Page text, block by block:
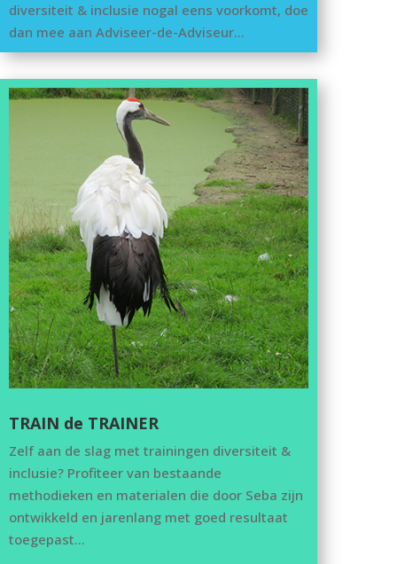
diversiteit & inclusie nogal eens voorkomt, doe
dan mee aan Adviseer-de-Adviseur…
TRAIN de TRAINER
Zelf aan de slag met trainingen diversiteit &
inclusie? Profiteer van bestaande
methodieken en materialen die door Seba zijn
ontwikkeld en jarenlang met goed resultaat
toegepast…